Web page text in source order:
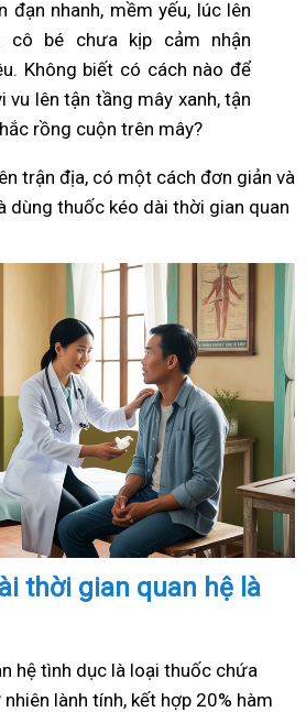
đạn nhanh, mềm yếu, lúc lên
cô bé chưa kịp cảm nhận
Không biết có cách nào để
vu lên tận tầng mây xanh, tận
rồng cuộn trên mây?
trận địa, có một cách đơn giản và
dùng thuốc kéo dài thời gian quan
thời gian quan hệ là
hệ tình dục là loại thuốc chứa
lành tính, kết hợp 20% hàm